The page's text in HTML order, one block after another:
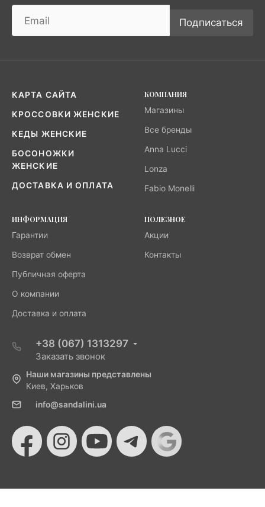
Подписаться
КАРТА САЙТА
КРОССОВКИ ЖЕНСКИЕ
КЕДЫ ЖЕНСКИЕ
БОСОНОЖКИ
ЖЕНСКИЕ
ДОСТАВКА И ОПЛАТА
КОМПАНИЯ
Магазины
Все бренды
Anna Lucci
Lonza
Fabio Monelli
ИНФОРМАЦИЯ
Гарантии
Возврат обмен
Публичная оферта
О компании
Доставка и оплата
ПОЛЕЗНОЕ
Акции
Контакты
+38 (067) 1313297
Заказать звонок
Наши магазины представлены
Киев, Харьков
info@sandalini.ua